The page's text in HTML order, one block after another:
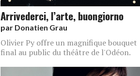
Arrivederci, l’arte, buongiorno
par Donatien Grau
Olivier Py offre un magnifique bouquet
final au public du théâtre de l'Odéon.